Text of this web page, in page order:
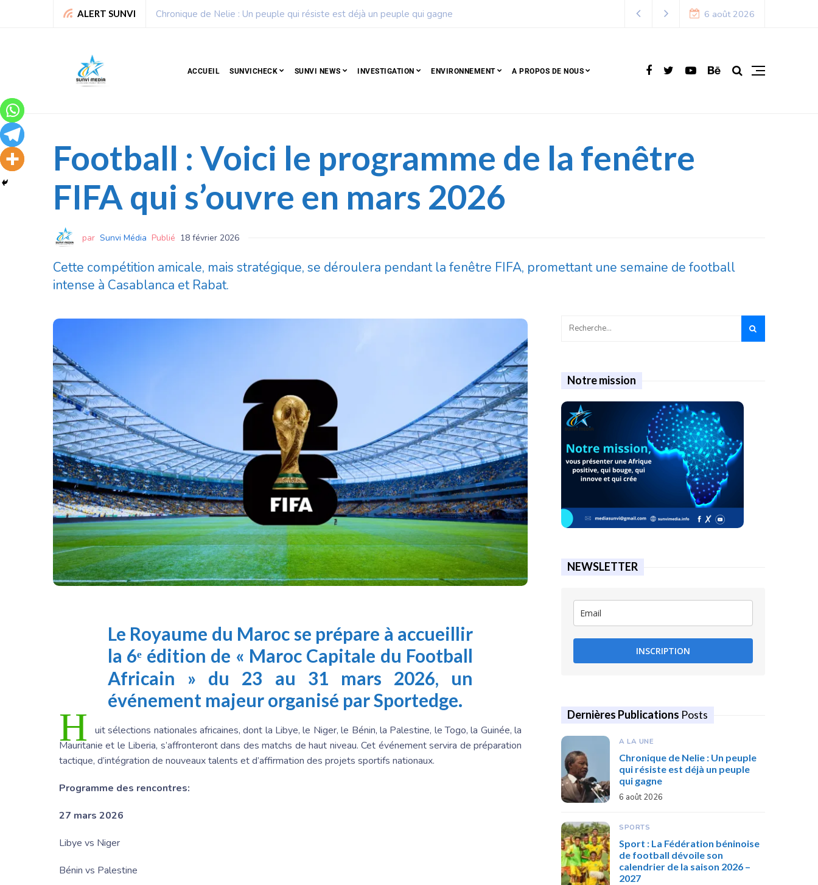
ALERT SUNVI Sport : La Fédération béninoise de football dévoile son calendrier de la saison 2026 – 2027 6 août 2026
ACCUEIL SUNVICHECK SUNVI NEWS INVESTIGATION ENVIRONNEMENT A PROPOS DE NOUS
Football : Voici le programme de la fenêtre
FIFA qui s’ouvre en mars 2026
par Sunvi Média Publié 18 février 2026
Cette compétition amicale, mais stratégique, se déroulera pendant la fenêtre FIFA, promettant une semaine de football
intense à Casablanca et Rabat.
Le Royaume du Marocse prépare à accueillir
la 6ᵉ édition de « Maroc Capitale du Football
Africain » du 23 au 31 mars 2026, un
événement majeur organisé par Sportedge.
H
uit sélections nationales africaines, dont la Libye, le Niger, le Bénin, la Palestine, le Togo, la Guinée, la
Mauritanie et le Liberia, s’affronteront dans des matchs de haut niveau. Cet événement servira de préparation
tactique, d’intégration de nouveaux talents et d’affirmation des projets sportifs nationaux.
Programme des rencontres:
27 mars 2026
Libye vs Niger
Bénin vs Palestine
Notre mission
NEWSLETTER
INSCRIPTION
Dernières Publications Posts
A LA UNE
Chronique de Nelie : Un peuple
qui résiste est déjà un peuple
qui gagne
6 août 2026
SPORTS
Sport : La Fédération béninoise
de football dévoile son
calendrier de la saison 2026 –
2027